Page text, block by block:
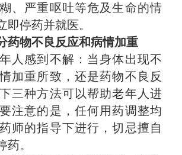
、严重呕吐等危及生命的情
即停药并就医。
药物不良反应和病情加重
人感到不解：当身体出现不
加重所致，还是药物不良反
三种方法可以帮助老年人进
注意的是，任何用药调整均
师的指导下进行，切忌擅自
药。